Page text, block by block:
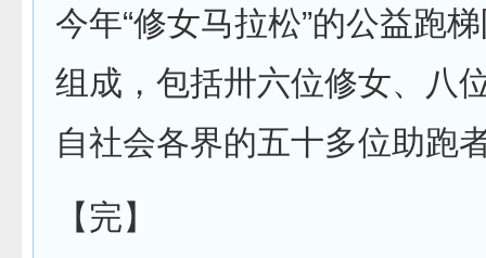
今年“修女马拉松”的公益跑
组成，包括卅六位修女、八
自社会各界的五十多位助跑
【完】